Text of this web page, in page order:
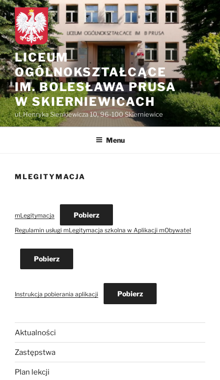
treści
Przejdź
do
treści
LICEUM
OGÓLNOKSZTAŁCĄCE
IM. BOLESŁAWA PRUSA
W SKIERNIEWICACH
ul. Henryka Sienkiewicza 10, 96-100 Skierniewice
Menu
MLEGITYMACJA
mLegitymacja Pobierz
Regulamin usługi mLegitymacja szkolna w Aplikacji mObywatel
Pobierz
Instrukcja pobierania aplikacji Pobierz
Aktualności
Zastępstwa
Plan lekcji